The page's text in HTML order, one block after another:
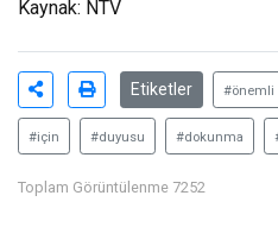
Kaynak: NTV
Etiketler #önemli
#için #duyusu #dokunma
Toplam Görüntülenme 7252